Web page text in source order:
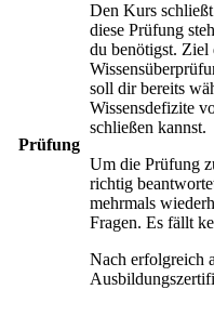
Prüfung
Den Kurs
diese Prüfung
du benötigst. Ziel
soll dir bereits
Wissensdefizite
schließen kannst.
Um die Prüfung
richtig
mehrmals
Fragen. Es fällt
Nach erfolgreich